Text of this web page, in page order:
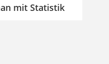
mit Statistik